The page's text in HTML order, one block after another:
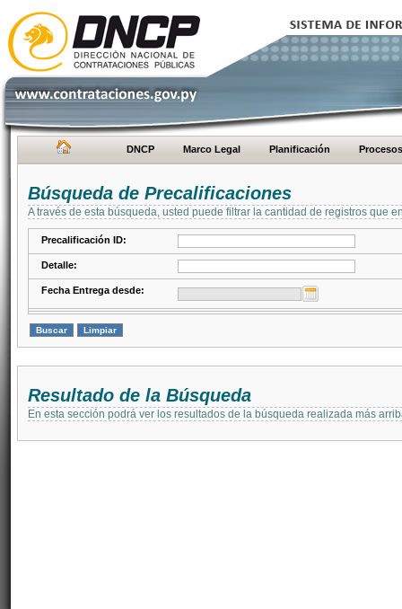
DNCP Marco Legal Planificación Procesos
Búsqueda de Precalificaciones
A través de esta búsqueda, usted puede filtrar la cantidad de registros que
Precalificación ID:
Detalle:
Fecha Entrega desde:
Resultado de la Búsqueda
En esta sección podrá ver los resultados de la búsqueda realizada más